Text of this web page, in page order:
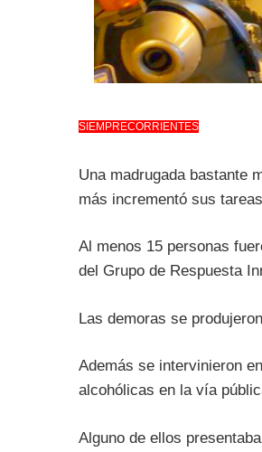
SIEMPRECORRIENTES
Una madrugada bastante
más incrementó sus
Al menos 15 personas
del Grupo de Respuesta
Las demoras se
Además se intervinieron
alcohólicas en la vía
Alguno de ellos